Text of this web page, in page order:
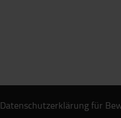
Datenschutzerklärung für